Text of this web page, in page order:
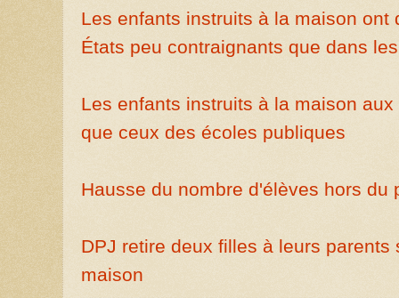
Les enfants instruits à la maison ont
États peu contraignants que dans
Les enfants instruits à la maison
que ceux des écoles publiques
Hausse du nombre d'élèves hors du
DPJ retire deux filles à leurs
maison